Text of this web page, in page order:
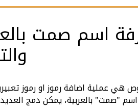
اسم صمت
هي عملية اضافة رموز او رموز
"صمت" بالعربية، يمكن دمج